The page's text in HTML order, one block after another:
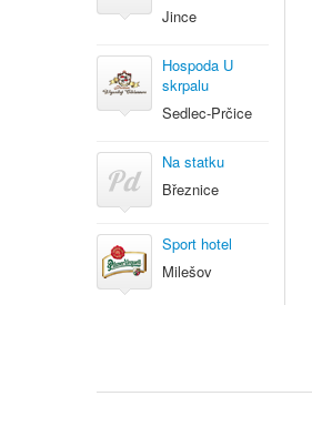
Jince
Hospoda U
skrpalu
Sedlec-Prčice
Na statku
Březnice
Sport hotel
Milešov